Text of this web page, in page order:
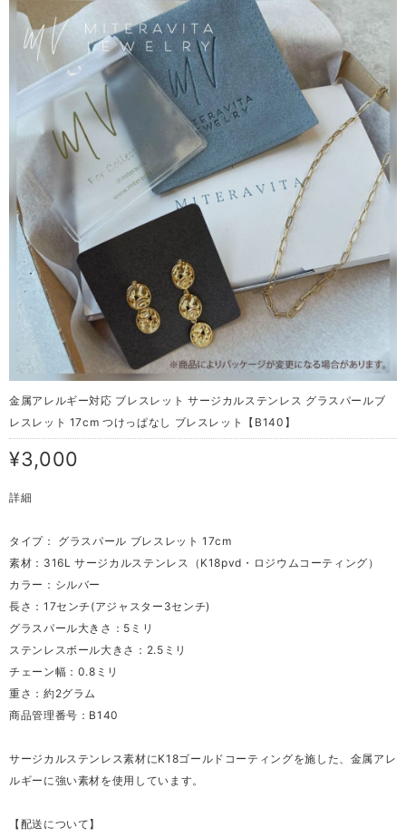
金属アレルギー対応 ブレスレット サージカルステンレス グラスパールブ
レスレット 17cm つけっぱなし ブレスレット【B140】
¥3,000
詳細
タイプ： グラスパール ブレスレット 17cm
素材：316L サージカルステンレス（K18pvd・ロジウムコーティング）
カラー：シルバー
長さ：17センチ(アジャスター3センチ)
グラスパール大きさ：5ミリ
ステンレスボール大きさ：2.5ミリ
チェーン幅：0.8ミリ
重さ：約2グラム
商品管理番号：B140
サージカルステンレス素材にK18ゴールドコーティングを施した、金属アレ
ルギーに強い素材を使用しています。
【配送について】